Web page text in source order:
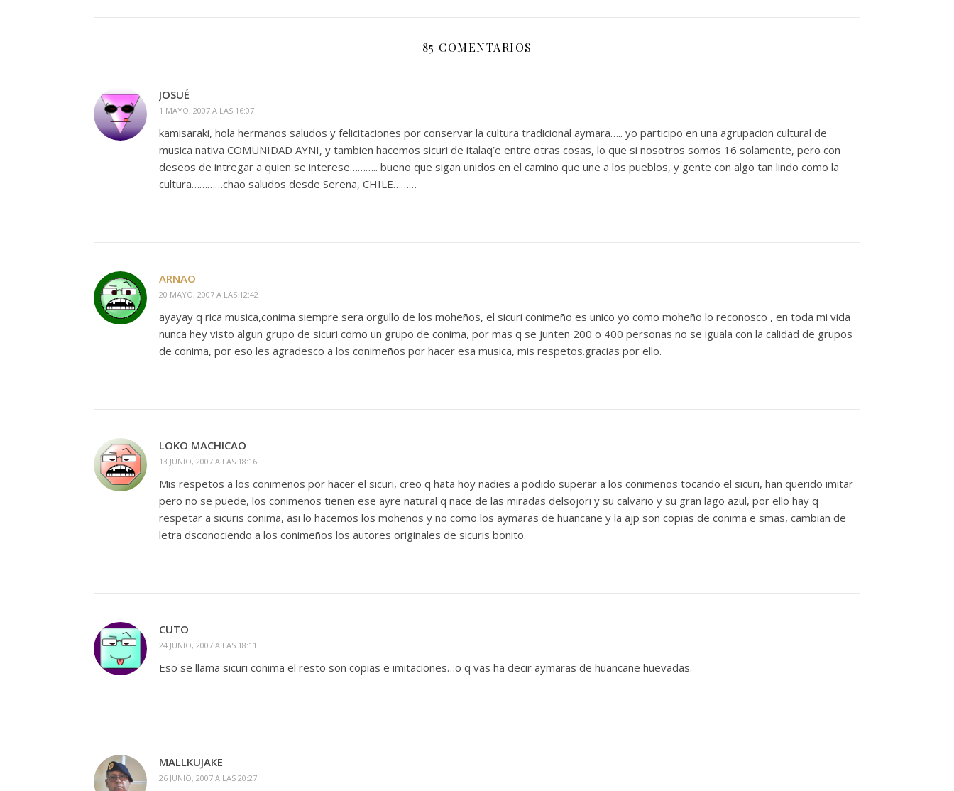
85 COMENTARIOS
JOSUÉ
1 MAYO, 2007 A LAS 16:07
kamisaraki, hola hermanos saludos y felicitaciones por conservar la cultura tradicional aymara….. yo participo en una agrupacion cultural de
musica nativa COMUNIDAD AYNI, y tambien hacemos sicuri de italaq’e entre otras cosas, lo que si nosotros somos 16 solamente, pero con
deseos de intregar a quien se interese……….. bueno que sigan unidos en el camino que une a los pueblos, y gente con algo tan lindo como la
cultura…………chao saludos desde Serena, CHILE………
ARNAO
20 MAYO, 2007 A LAS 12:42
ayayay q rica musica,conima siempre sera orgullo de los moheños, el sicuri conimeño es unico yo como moheño lo reconosco , en toda mi vida
nunca hey visto algun grupo de sicuri como un grupo de conima, por mas q se junten 200 o 400 personas no se iguala con la calidad de grupos
de conima, por eso les agradesco a los conimeños por hacer esa musica, mis respetos.gracias por ello.
LOKO MACHICAO
13 JUNIO, 2007 A LAS 18:16
Mis respetos a los conimeños por hacer el sicuri, creo q hata hoy nadies a podido superar a los conimeños tocando el sicuri, han querido imitar
pero no se puede, los conimeños tienen ese ayre natural q nace de las miradas delsojori y su calvario y su gran lago azul, por ello hay q
respetar a sicuris conima, asi lo hacemos los moheños y no como los aymaras de huancane y la ajp son copias de conima e smas, cambian de
letra dsconociendo a los conimeños los autores originales de sicuris bonito.
CUTO
24 JUNIO, 2007 A LAS 18:11
Eso se llama sicuri conima el resto son copias e imitaciones…o q vas ha decir aymaras de huancane huevadas.
MALLKUJAKE
26 JUNIO, 2007 A LAS 20:27